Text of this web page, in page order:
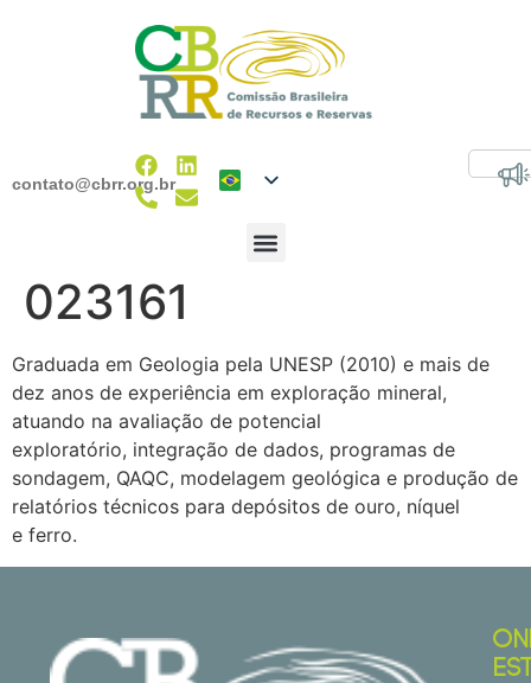
contato@cbrr.org.br
023161
Graduada em Geologia pela UNESP (2010) e mais de
dez anos de experiência em exploração mineral,
atuando na avaliação de potencial
exploratório, integração de dados, programas de
sondagem, QAQC, modelagem geológica e produção de
relatórios técnicos para depósitos de ouro, níquel
e ferro.